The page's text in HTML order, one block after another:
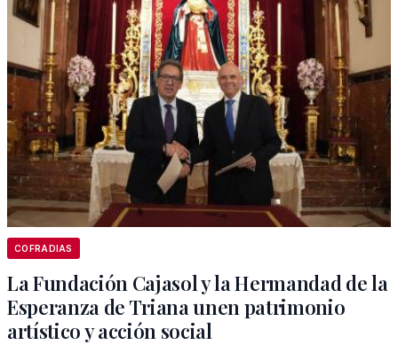
COFRADIAS
La Fundación Cajasol y la Hermandad de la
Esperanza de Triana unen patrimonio
artístico y acción social